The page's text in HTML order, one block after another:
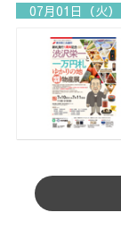
07月01日（火）